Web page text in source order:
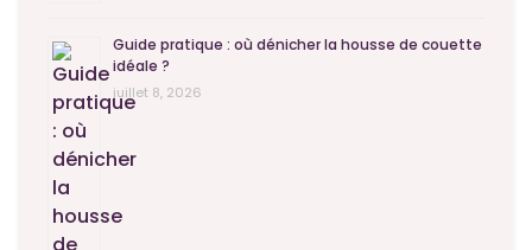
Guide pratique : où dénicher la housse de couette
idéale ?
juillet 8, 2026